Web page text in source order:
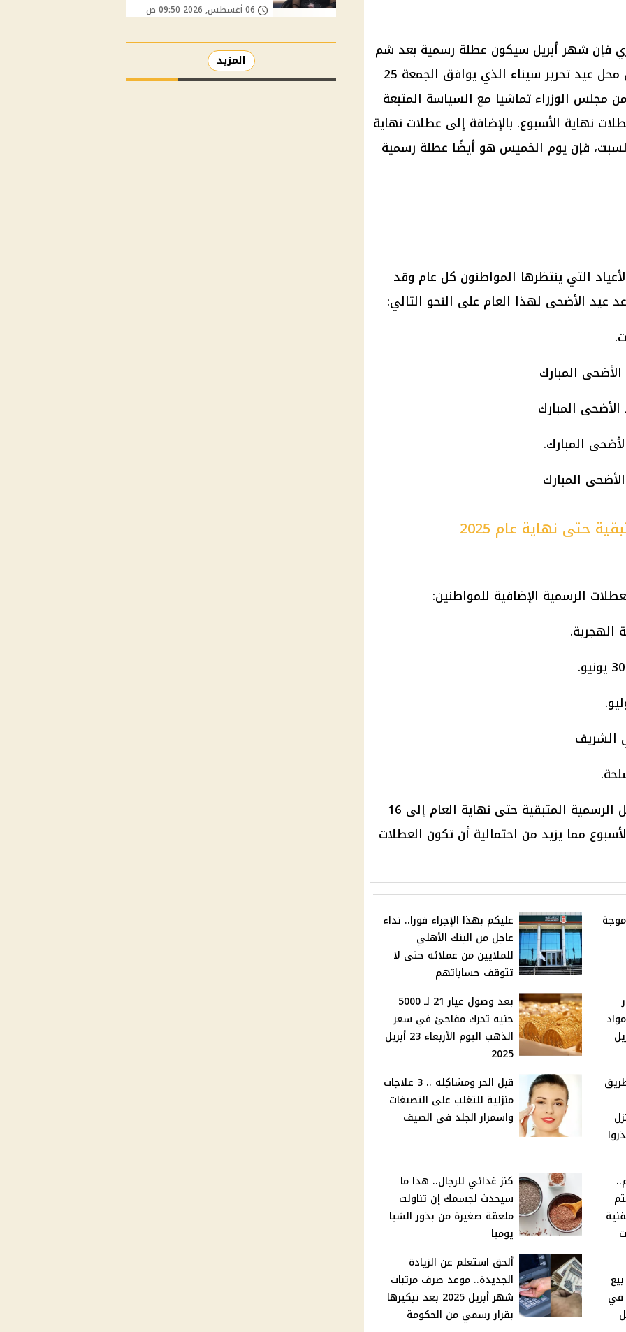
فإن شهر أبريل سيكون عطلة رسمية بعد شم
النسيم، يحل يوم الخميس 24 أبريل محل عيد تحرير سيناء الذي يوافق الجمعة 25
مجلس الوزراء تماشيا مع السياسة المتبعة
نهاية الأسبوع. بالإضافة إلى عطلات نهاية
فإن يوم الخميس هو أيضًا عطلة رسمية
التي ينتظرها المواطنون كل عام وقد
عيد الأضحى لهذا العام على النحو التالي:
حتى نهاية عام 2025
الرسمية الإضافية للمواطنين:
وبذلك يصل إجمالي عدد أيام العطل الرسمية المتبقية حتى نهاية العام إلى 16
مما يزيد من احتمالية أن تكون العطلات
موجة
عليكم بهذا الإجراء فورا.. نداء
عاجل من البنك الأهلي
للملايين من عملائه حتى لا
تتوقف حساباتهم
23 أبريل
بعد وصول عيار 21 لـ 5000
جنيه تحرك مفاجئ في سعر
الذهب اليوم الأربعاء 23 أبريل
2025
قبل الحر ومشاكِله .. 3 علاجات
منزلية للتغلب على التصبغات
واسمرار الجلد فى الصيف
كنز غذائي للرجال.. هذا ما
سيحدث لجسمك إن تناولت
ملعقة صغيرة من بذور الشيا
يوميا
في
ألحق استعلم عن الزيادة
الجديدة.. موعد صرف مرتبات
شهر أبريل 2025 بعد تبكيرها
بقرار رسمي من الحكومة
06 أغسطس, 2026 09:50 ص
المزيد